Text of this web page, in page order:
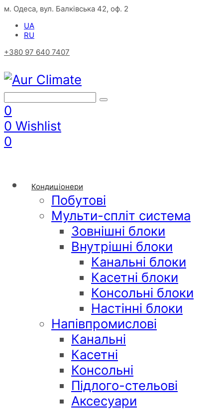
м. Одеса, вул. Балківська 42, оф. 2
UA
RU
+380 97 640 7407
0
0 Wishlist
0
Кондиціонери
Побутові
Мульти-спліт система
Зовнішні блоки
Внутрішні блоки
Канальні блоки
Касетні блоки
Консольні блоки
Настінні блоки
Напівпромислові
Канальні
Касетні
Консольні
Підлого-стельові
Аксесуари